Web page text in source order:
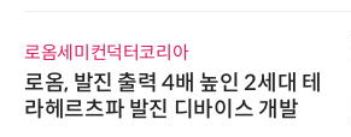
로옴세미컨덕터코리아
로옴, 발진 출력 4배 높인 2세대 테
라헤르츠파 발진 디바이스 개발